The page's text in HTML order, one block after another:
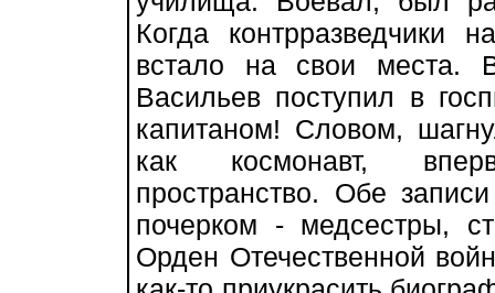
Когда контрразведчики
встало на свои места.
Васильев поступил в
капитаном! Словом,
как космонавт,
пространство. Обе
почерком - медсестры,
Орден Отечественной